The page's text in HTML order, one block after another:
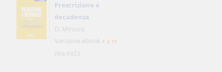
Prescrizione e
decadenza
D. Minussi
Versione ebook € 4,19
(iva incl.)